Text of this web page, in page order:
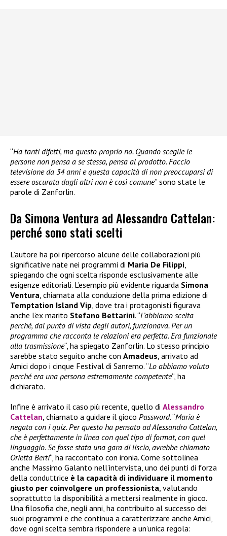
“Ha tanti difetti, ma questo proprio no. Quando sceglie le
persone non pensa a se stessa, pensa al prodotto. Faccio
televisione da 34 anni e questa capacità di non preoccuparsi di
essere oscurata dagli altri non è così comune” sono state le
parole di Zanforlin.
Da Simona Ventura ad Alessandro Cattelan:
perché sono stati scelti
L’autore ha poi ripercorso alcune delle collaborazioni più
significative nate nei programmi di Maria De Filippi
spiegando che ogni scelta risponde esclusivamente alle
esigenze editoriali. L’esempio più evidente riguarda Simona
Ventura , chiamata alla conduzione della prima edizione di
Temptation Island Vip , dove tra i protagonisti figurava
anche l’ex marito Stefano Bettarini. “L’abbiamo scelta
perché, dal punto di vista degli autori, funzionava. Per un
programma che racconta le relazioni era perfetta. Era funzionale
alla trasmissione“, ha spiegato Zanforlin. Lo stesso principio
sarebbe stato seguito anche con Amadeus , arrivato ad
Amici dopo i cinque Festival di Sanremo. “Lo abbiamo voluto
perché era una persona estremamente competente“, ha
dichiarato.
Infine è arrivato il caso più recente, quello di Alessandro
Cattelan , chiamato a guidare il gioco Password. “Maria è
negata con i quiz. Per questo ha pensato ad Alessandro Cattelan,
che è perfettamente in linea con quel tipo di format, con quel
linguaggio. Se fosse stata una gara di liscio, avrebbe chiamato
Orietta Berti“, ha raccontato con ironia. Come sottolinea
anche Massimo Galanto nell’intervista, uno dei punti di forza
della conduttrice è la capacità di individuare il momento
giusto per coinvolgere un professionista , valutando
soprattutto la disponibilità a mettersi realmente in gioco.
Una filosofia che, negli anni, ha contribuito al successo dei
suoi programmi e che continua a caratterizzare anche Amici,
dove ogni scelta sembra rispondere a un’unica regola: